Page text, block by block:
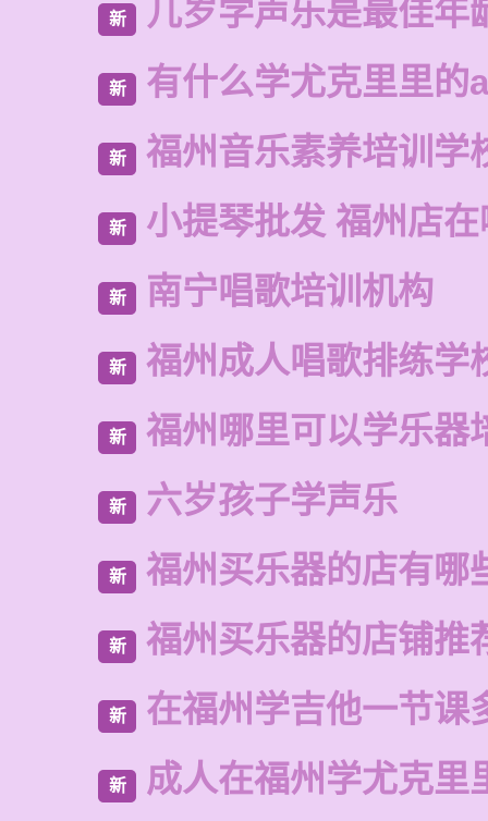
新 几岁学声乐是最佳年
新 有什么学尤克里里的
新 福州音乐素养培训学
新 小提琴批发 福州店
新 南宁唱歌培训机构
新 福州成人唱歌排练学
新 福州哪里可以学乐器
新 六岁孩子学声乐
新 福州买乐器的店有哪
新 福州买乐器的店铺推
新 在福州学吉他一节课
新 成人在福州学尤克里